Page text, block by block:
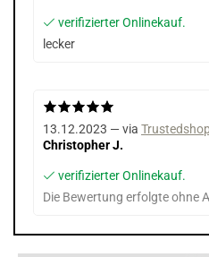
verifizierter Onlinekauf.
lecker
13.12.2023 — via
Christopher J.
verifizierter Onlinekauf.
Die Bewertung erfolgte ohne